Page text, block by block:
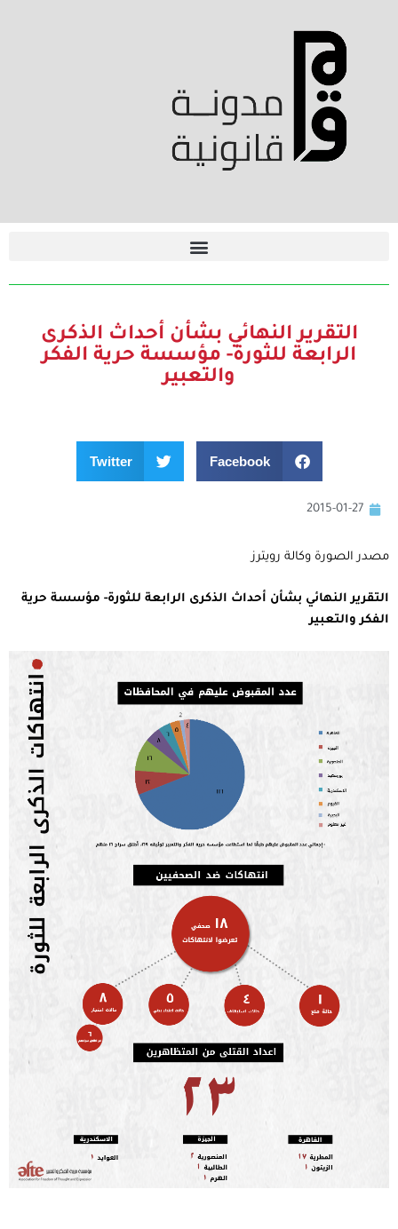
التقرير النهائي بشأن أحداث الذكرى
الرابعة للثورة- مؤسسة حرية الفكر
والتعبير
Facebook
Twitter
2015-01-27
مصدر الصورة وكالة رويترز
التقرير النهائي بشأن أحداث الذكرى الرابعة للثورة- مؤسسة حرية
الفكر والتعبير